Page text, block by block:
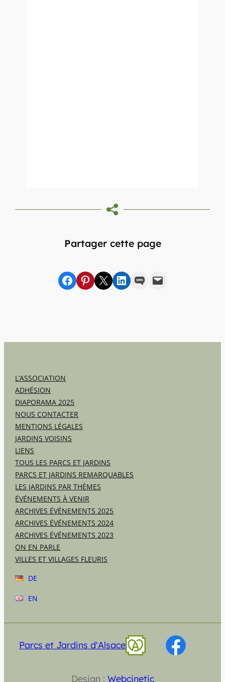
Partager cette page
Partager sur Facebook
sur Pinterest
sur X sur LinkedIn
par SMSpar e-mail
L’ASSOCIATION
ADHÉSION
DIAPORAMA 2025
NOUS CONTACTER
MENTIONS LÉGALES
JARDINS VOISINS
LIENS
TOUS LES PARCS ET JARDINS
PARCS ET JARDINS REMARQUABLES
LES JARDINS PAR THÈMES
ÉVÉNEMENTS À VENIR
ARCHIVES ÉVÉNEMENTS 2025
ARCHIVES ÉVÉNEMENTS 2024
ARCHIVES ÉVÉNEMENTS 2023
ON EN PARLE
VILLES ET VILLAGES FLEURIS
DE
EN
Parcs et Jardins d'Alsace
Design : Webcinetic